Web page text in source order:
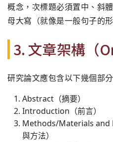
概念，次標題必須置中、斜
母大寫（就像是一般句子的
3. 文章架構（
研究論文應包含以下幾個部
Abstract（摘要）
Introduction（前言）
Methods/Materials and
與方法）